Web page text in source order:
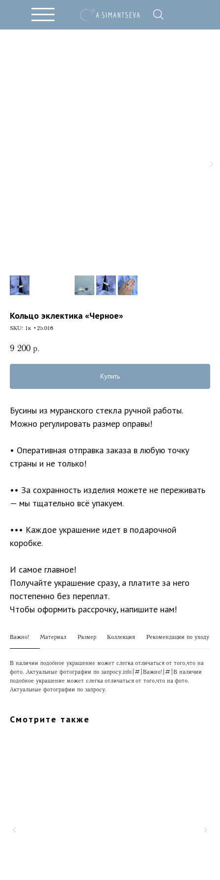
Кольцо эклектика «Черное»
SKU: 1к •25.016
9 200 р.
Купить
Бусины из муранского стекла ручной работы.
Можно регулировать размер оправы!
• Оперативная отправка заказа в любую точку
страны и не только!
•• За сохранность изделия можете не переживать
— мы тщательно всё упакуем.
••• Каждое украшение идет в подарочной
коробке.
И самое главное!
Получайте украшение сразу, а платите за него
постепенно без переплат.
Чтобы оформить рассрочку, напишите нам!
Важно! Материал Размер Коллекция Рекомендации по уходу
В наличии подобное украшение может слегка отличаться от того, что на
фото. Актуальные фотографии по запросу.info|#|Важно!|#|В наличии
подобное украшение может слегка отличаться от того, что на фото.
Актуальные фотографии по запросу.
Смотрите также